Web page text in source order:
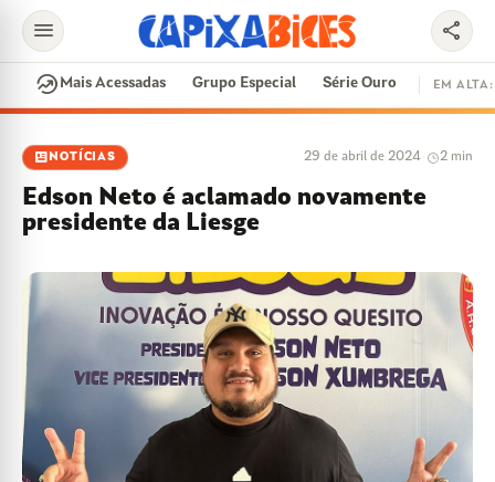
search
EM ALTA
DISPUTA DE SAMBA
menu share
whatshot Mais Acessadas Grupo Especial Série Ouro EM ALTA:
newsmode NOTÍCIAS 29 de abril de 2024· 2 min
Edson Neto é aclamado novamente
presidente da Liesge